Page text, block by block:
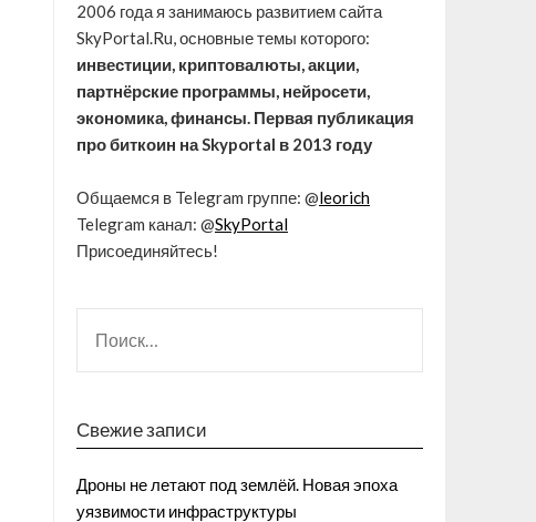
2006 года я занимаюсь развитием сайта
SkyPortal.Ru, основные темы которого:
инвестиции, криптовалюты, акции,
партнёрские программы, нейросети,
экономика, финансы. Первая публикация
про биткоин на Skyportal в 2013 году
Общаемся в Telegram группе: @leorich
Telegram канал: @SkyPortal
Присоединяйтесь!
Свежие записи
Дроны не летают под землёй. Новая эпоха
уязвимости инфраструктуры